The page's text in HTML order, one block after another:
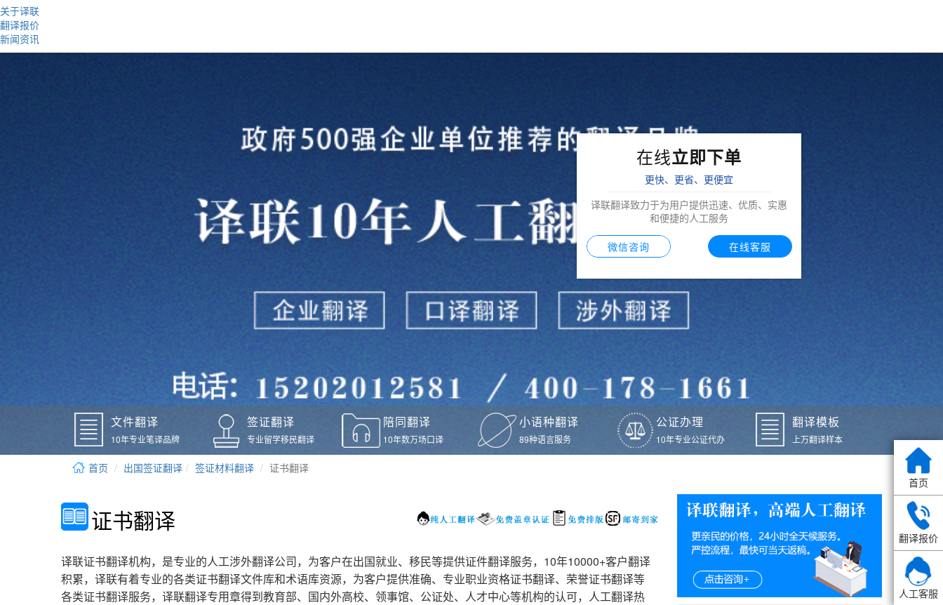
关于译联
翻译报价
新闻资讯
在线立即下单
更快、更省、更便宜
译联翻译致力于为用户提供迅速、优质、实惠
和便捷的人工服务
微信咨询 在线客服
文件翻译
10年专业笔译品牌
签证翻译
专业留学移民翻译
陪同翻译
10年数万场口译
小语种翻译
89种语言服务
公证办理
10年专业公证代办
翻译模板
上万翻译样本
首页 出国签证翻译 签证材料翻译 证书翻译
证书翻译
译联证书翻译机构，是专业的人工涉外翻译公司，为客户在出国就业、移民等提供证件翻译服务，10年10000+客户翻译
积累，译联有着专业的各类证书翻译文件库和术语库资源，为客户提供准确、专业职业资格证书翻译、荣誉证书翻译等
各类证书翻译服务，译联翻译专用章得到教育部、国内外高校、领事馆、公证处、人才中心等机构的认可，人工翻译热
首页
翻译报价
人工客服